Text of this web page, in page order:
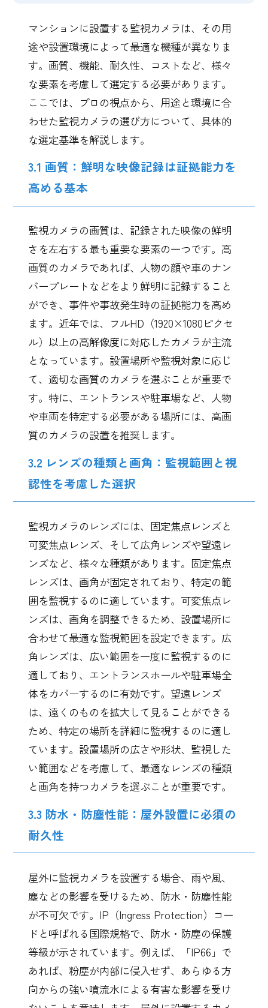
マンションに設置する監視カメラは、その用
途や設置環境によって最適な機種が異なりま
す。画質、機能、耐久性、コストなど、様々
な要素を考慮して選定する必要があります。
ここでは、プロの視点から、用途と環境に合
わせた監視カメラの選び方について、具体的
な選定基準を解説します。
3.1 画質：鮮明な映像記録は証拠能力を
高める基本
監視カメラの画質は、記録された映像の鮮明
さを左右する最も重要な要素の一つです。高
画質のカメラであれば、人物の顔や車のナン
バープレートなどをより鮮明に記録すること
ができ、事件や事故発生時の証拠能力を高め
ます。近年では、フルHD（1920×1080ピクセ
ル）以上の高解像度に対応したカメラが主流
となっています。設置場所や監視対象に応じ
て、適切な画質のカメラを選ぶことが重要で
す。特に、エントランスや駐車場など、人物
や車両を特定する必要がある場所には、高画
質のカメラの設置を推奨します。
3.2 レンズの種類と画角：監視範囲と視
認性を考慮した選択
監視カメラのレンズには、固定焦点レンズと
可変焦点レンズ、そして広角レンズや望遠レ
ンズなど、様々な種類があります。固定焦点
レンズは、画角が固定されており、特定の範
囲を監視するのに適しています。可変焦点レ
ンズは、画角を調整できるため、設置場所に
合わせて最適な監視範囲を設定できます。広
角レンズは、広い範囲を一度に監視するのに
適しており、エントランスホールや駐車場全
体をカバーするのに有効です。望遠レンズ
は、遠くのものを拡大して見ることができる
ため、特定の場所を詳細に監視するのに適し
ています。設置場所の広さや形状、監視した
い範囲などを考慮して、最適なレンズの種類
と画角を持つカメラを選ぶことが重要です。
3.3 防水・防塵性能：屋外設置に必須の
耐久性
屋外に監視カメラを設置する場合、雨や風、
塵などの影響を受けるため、防水・防塵性能
が不可欠です。IP（Ingress Protection）コー
ドと呼ばれる国際規格で、防水・防塵の保護
等級が示されています。例えば、「IP66」で
あれば、粉塵が内部に侵入せず、あらゆる方
向からの強い噴流水による有害な影響を受け